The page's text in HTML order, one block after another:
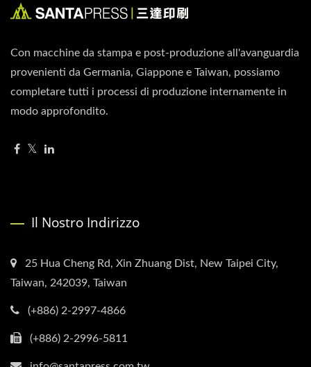
Con macchine da stampa e post-produzione all'avanguardia
provenienti da Germania, Giappone e Taiwan, possiamo
completare tutti i processi di produzione internamente in
modo approfondito.
Il Nostro Indirizzo
25 Hua Cheng Rd, Xin Zhuang Dist, New Taipei City,
Taiwan, 242039, Taiwan
(+886) 2-2997-4866
(+886) 2-2996-5811